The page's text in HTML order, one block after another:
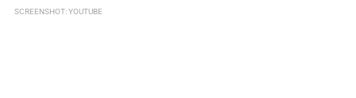
SCREENSHOT: YOUTUBE